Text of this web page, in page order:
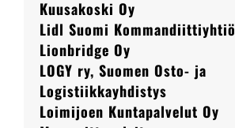
Kuusakoski Oy
Lidl Suomi Kommandiittiyhtiö
Lionbridge Oy
LOGY ry, Suomen Osto- ja
Logistiikkayhdistys
Loimijoen Kuntapalvelut Oy